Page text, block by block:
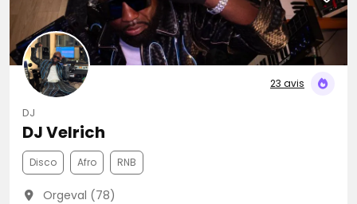
23 avis
DJ
DJ Velrich
Disco Afro RNB
Orgeval (78)